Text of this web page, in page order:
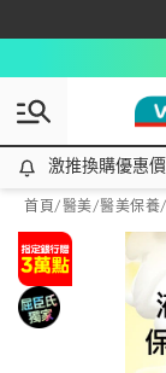
激推換購優惠價！
激推換購優惠
首頁/醫美/醫美保養/